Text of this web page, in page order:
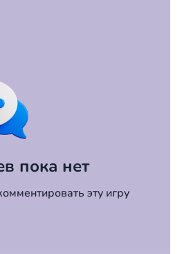
пока нет
эту игру